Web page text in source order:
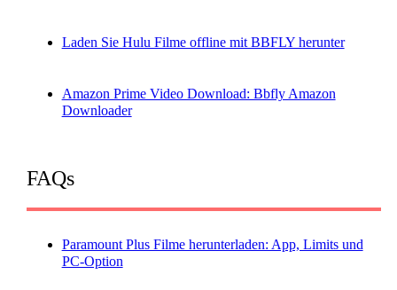
Laden Sie Hulu Filme offline mit BBFLY herunter
Amazon Prime Video Download: Bbfly Amazon
Downloader
FAQs
Paramount Plus Filme herunterladen: App, Limits und
PC-Option